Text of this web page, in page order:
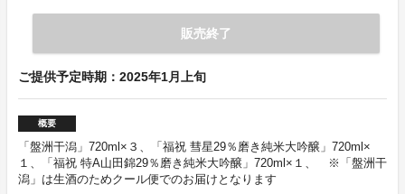
販売終了
ご提供予定時期：2025年1月上旬
概要
「盤洲干潟」720ml×３、「福祝 彗星29％磨き純米大吟醸」720ml×
１、「福祝 特A山田錦29％磨き純米大吟醸」720ml×１、 ※「盤洲干
潟」は生酒のためクール便でのお届けとなります